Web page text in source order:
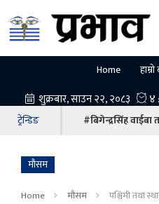
Home
ट्रेन्डिङ #बिगेन्द्रसिंह वाईबा
माैसम
Home माैसम पश्चिमी तथा